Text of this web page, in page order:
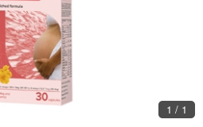
1 / 1